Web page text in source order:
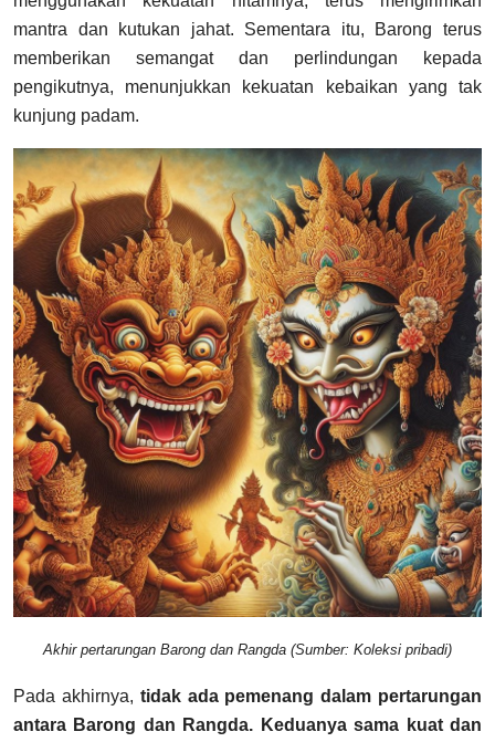
mantra dan kutukan jahat. Sementara itu, Barong terus
memberikan semangat dan perlindungan kepada
pengikutnya, menunjukkan kekuatan kebaikan yang tak
kunjung padam.
Akhir pertarungan Barong dan Rangda (Sumber: Koleksi pribadi)
Pada akhirnya, tidak ada pemenang dalam pertarungan
antara Barong dan Rangda. Keduanya sama kuat dan